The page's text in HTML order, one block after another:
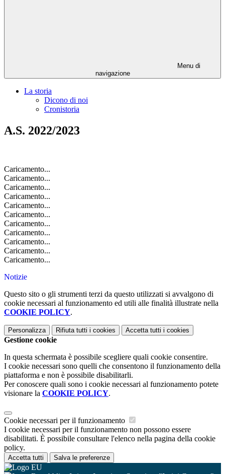
Menu di
navigazione
La storia
Dicono di noi
Cronistoria
A.S. 2022/2023
Caricamento...
Caricamento...
Caricamento...
Caricamento...
Caricamento...
Caricamento...
Caricamento...
Caricamento...
Caricamento...
Caricamento...
Caricamento...
Notizie
Questo sito o gli strumenti terzi da questo utilizzati si avvalgono di
cookie necessari al funzionamento ed utili alle finalità illustrate nella
COOKIE POLICY.
Personalizza Rifiuta tutti i cookies Accetta tutti i cookies
Gestione cookie
In questa schermata è possibile scegliere quali cookie consentire.
I cookie necessari sono quelli che consentono il funzionamento della
piattaforma e non è possibile disabilitarli.
Per conoscere quali sono i cookie necessari al funzionamento potete
visionare la COOKIE POLICY.
Cookie necessari per il funzionamento
I cookie necessari per il funzionamento non possono essere
disabilitati. È possibile consultare l'elenco nella pagina della cookie
policy.
Accetta tutti Salva le preferenze